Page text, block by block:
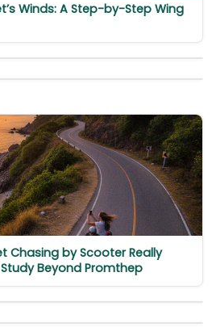
Winds: A Step-by-Step Wing
Chasing by Scooter Really
Beyond Promthep